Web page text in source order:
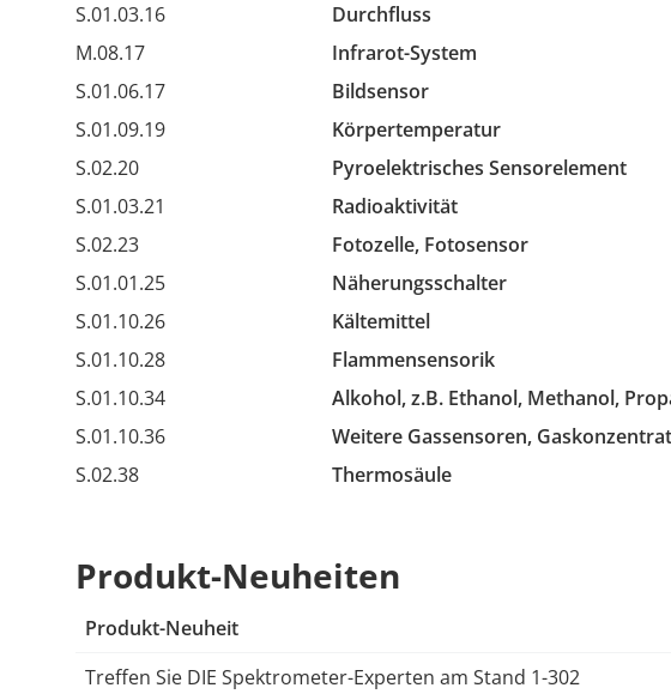
S.01.03.16
Durchfluss
M.08.17
Infrarot-System
S.01.06.17
Bildsensor
S.01.09.19
Körpertemperatur
S.02.20
Pyroelektrisches Sensorelement
S.01.03.21
Radioaktivität
S.02.23
Fotozelle, Fotosensor
S.01.01.25
Näherungsschalter
S.01.10.26
Kältemittel
S.01.10.28
Flammensensorik
S.01.10.34
Alkohol, z.B. Ethanol, Methanol,
S.01.10.36
Weitere Gassensoren,
S.02.38
Thermosäule
Produkt-Neuheiten
Produkt-Neuheit
Treffen Sie DIE Spektrometer-Experten am Stand 1-302